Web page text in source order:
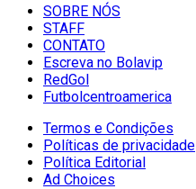
SOBRE NÓS
STAFF
CONTATO
Escreva no Bolavip
RedGol
Futbolcentroamerica
Termos e Condições
Políticas de privacidade
Política Editorial
Ad Choices